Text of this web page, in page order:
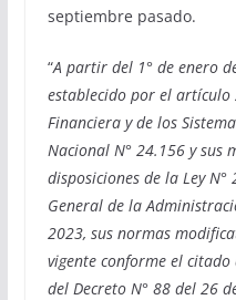
septiembre pasado.
“A partir del 1° de enero
establecido por el artículo
Financiera y de los
Nacional N° 24.156 y sus
disposiciones de la Ley
General de la
2023, sus normas
vigente conforme el
del Decreto N° 88 del 26